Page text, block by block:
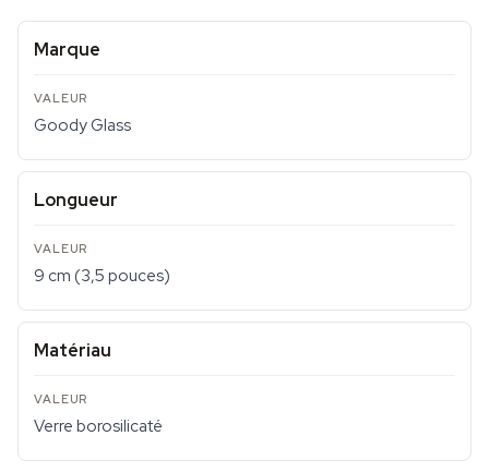
Marque
Goody Glass
Longueur
9 cm (3,5 pouces)
Matériau
Verre borosilicaté